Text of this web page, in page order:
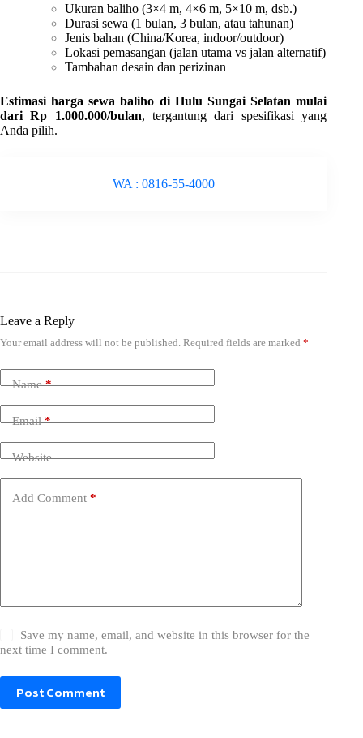
Ukuran baliho (3×4 m, 4×6 m, 5×10 m, dsb.)
Durasi sewa (1 bulan, 3 bulan, atau tahunan)
Jenis bahan (China/Korea, indoor/outdoor)
Lokasi pemasangan (jalan utama vs jalan alternatif)
Tambahan desain dan perizinan
Estimasi harga sewa baliho di Hulu Sungai Selatan mulai
dari Rp 1.000.000/bulan, tergantung dari spesifikasi yang
Anda pilih.
WA : 0816-55-4000
Leave a Reply
Your email address will not be published. Required fields are marked *
Name*
Email*
Website
Add Comment *
Save my name, email, and website in this browser for the
next time I comment.
Post Comment